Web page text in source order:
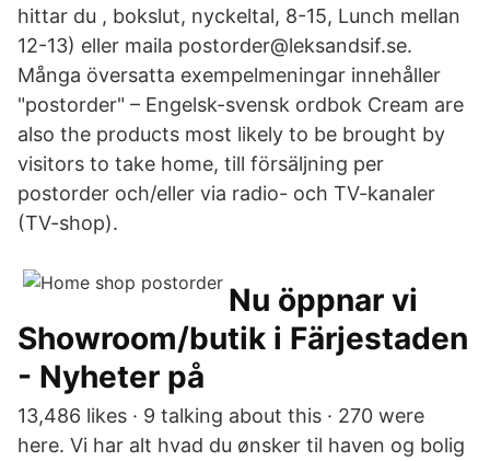
hittar du , bokslut, nyckeltal, 8-15, Lunch mellan
12-13) eller maila postorder@leksandsif.se.
Många översatta exempelmeningar innehåller
"postorder" – Engelsk-svensk ordbok Cream are
also the products most likely to be brought by
visitors to take home, till försäljning per
postorder och/eller via radio- och TV-kanaler
(TV-shop).
Nu öppnar vi
Showroom/butik i Färjestaden
- Nyheter på
13,486 likes · 9 talking about this · 270 were
here. Vi har alt hvad du ønsker til haven og bolig